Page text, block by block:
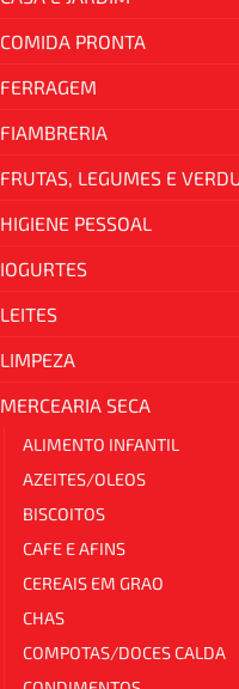
COMIDA PRONTA
FERRAGEM
FIAMBRERIA
FRUTAS, LEGUMES E
HIGIENE PESSOAL
IOGURTES
LEITES
LIMPEZA
MERCEARIA SECA
ALIMENTO INFANTIL
AZEITES/OLEOS
BISCOITOS
CAFE E AFINS
CEREAIS EM GRAO
CHAS
COMPOTAS/DOCES CALDA